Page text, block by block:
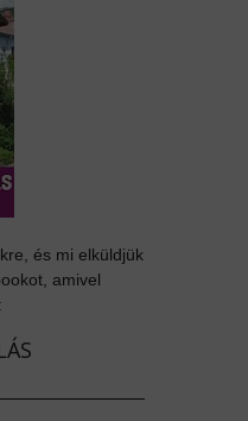
és mi elküldjük
amivel